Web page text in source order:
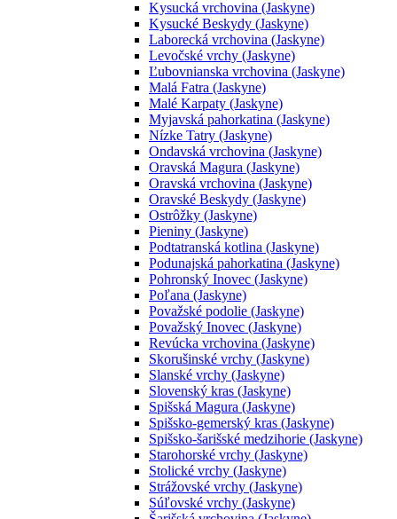
Kysucká vrchovina (Jaskyne)
Kysucké Beskydy (Jaskyne)
Laborecká vrchovina (Jaskyne)
Levočské vrchy (Jaskyne)
Ľubovnianska vrchovina (Jaskyne)
Malá Fatra (Jaskyne)
Malé Karpaty (Jaskyne)
Myjavská pahorkatina (Jaskyne)
Nízke Tatry (Jaskyne)
Ondavská vrchovina (Jaskyne)
Oravská Magura (Jaskyne)
Oravská vrchovina (Jaskyne)
Oravské Beskydy (Jaskyne)
Ostrôžky (Jaskyne)
Pieniny (Jaskyne)
Podtatranská kotlina (Jaskyne)
Podunajská pahorkatina (Jaskyne)
Pohronský Inovec (Jaskyne)
Poľana (Jaskyne)
Považské podolie (Jaskyne)
Považský Inovec (Jaskyne)
Revúcka vrchovina (Jaskyne)
Skorušinské vrchy (Jaskyne)
Slanské vrchy (Jaskyne)
Slovenský kras (Jaskyne)
Spišská Magura (Jaskyne)
Spišsko-gemerský kras (Jaskyne)
Spišsko-šarišské medzihorie (Jaskyne)
Starohorské vrchy (Jaskyne)
Stolické vrchy (Jaskyne)
Strážovské vrchy (Jaskyne)
Súľovské vrchy (Jaskyne)